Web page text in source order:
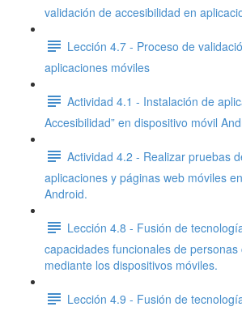
validación de accesibilidad en
Lección 4.7 - Proceso de
aplicaciones móviles
Actividad 4.1 - Instalación de
Accesibilidad” en dispositivo móvil
Actividad 4.2 - Realizar pruebas
aplicaciones y páginas web móviles
Android.
Lección 4.8 - Fusión de
capacidades funcionales de personas
mediante los dispositivos móviles.
Lección 4.9 - Fusión de